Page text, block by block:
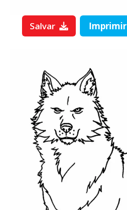
Salvar Imprimir